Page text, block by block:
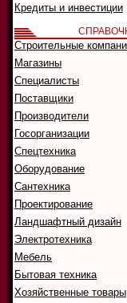
Кредиты и инвестиции
Строительные
Магазины
Специалисты
Поставщики
Производители
Госорганизации
Спецтехника
Оборудование
Сантехника
Проектирование
Ландшафтный дизайн
Электротехника
Мебель
Бытовая техника
Хозяйственные товары